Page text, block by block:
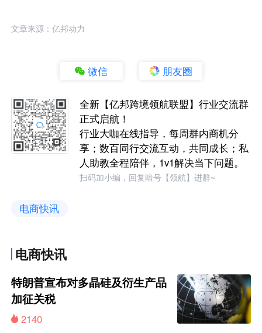
文章来源：亿邦动力
微信 朋友圈
全新【亿邦跨境领航联盟】行业交流群
正式启航！
行业大咖在线指导，每周群内商机分
享；数百同行交流互动，共同成长；私
人助教全程陪伴，1v1解决当下问题。
扫码加小编，回复暗号【领航】进群~
电商快讯
电商快讯
特朗普宣布对多晶硅及衍生产品
加征关税
2140